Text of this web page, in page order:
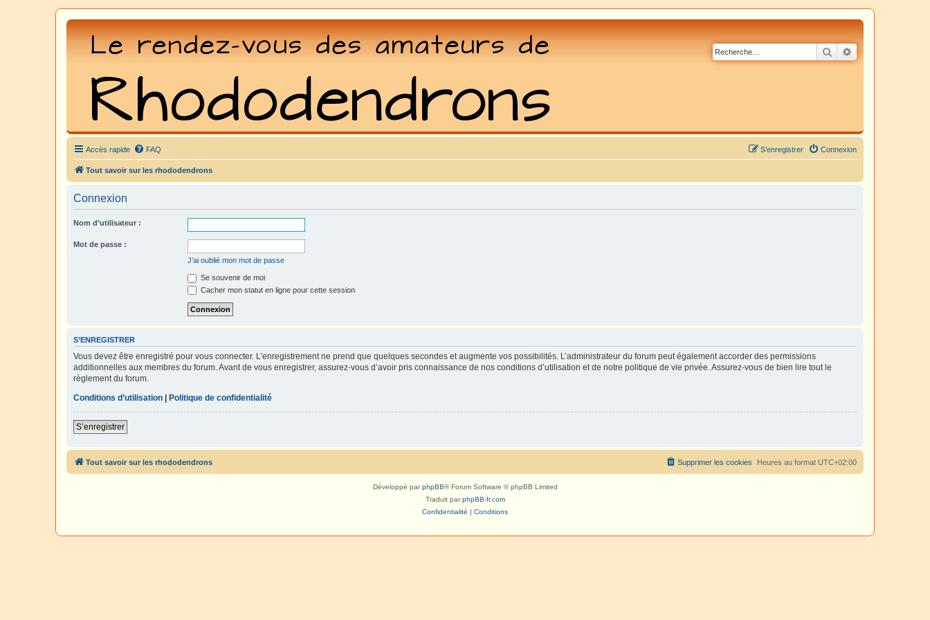
Rechercher
Accès rapide FAQ Connexion
S’enregistrer
Tout savoir sur les rhododendrons
Connexion
Nom d’utilisateur :
Mot de passe :
J’ai oublié mon mot de passe
Se souvenir de moi
Cacher mon statut en ligne pour cette session
S’ENREGISTRER
Vous devez être enregistré pour vous connecter. L’enregistrement ne prend que quelques secondes et augmente vos possibilités. L’administrateur du forum peut également accorder des permissions
additionnelles aux membres du forum. Avant de vous enregistrer, assurez-vous d’avoir pris connaissance de nos conditions d’utilisation et de notre politique de vie privée. Assurez-vous de bien lire tout le
règlement du forum.
Conditions d’utilisation | Politique de confidentialité
S’enregistrer
Tout savoir sur les rhododendrons Heures au format UTC+02:00
Supprimer les cookies
Développé parphpBB® Forum Software © phpBB Limited
Traduit parphpBB-fr.com
Confidentialité | Conditions